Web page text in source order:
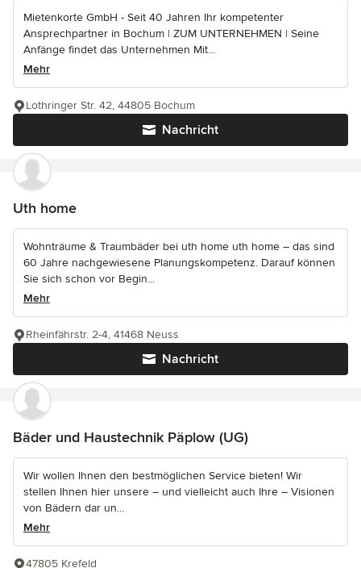
Mietenkorte GmbH - Seit 40 Jahren Ihr kompetenter
Ansprechpartner in Bochum | ZUM UNTERNEHMEN | Seine
Anfänge findet das Unternehmen Mit...
Mehr
Nachricht
Lothringer Str. 42, 44805 Bochum
Uth home
Wohnträume & Traumbäder bei uth home uth home – das sind
60 Jahre nachgewiesene Planungskompetenz. Darauf können
Sie sich schon vor Begin...
Mehr
Nachricht
Rheinfährstr. 2-4, 41468 Neuss
Bäder und Haustechnik Päplow (UG)
Wir wollen Ihnen den bestmöglichen Service bieten! Wir
stellen Ihnen hier unsere – und vielleicht auch Ihre – Visionen
von Bädern dar un...
Mehr
47805 Krefeld